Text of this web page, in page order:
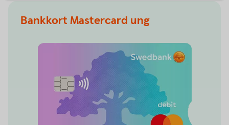
Bankkort Mastercard ung